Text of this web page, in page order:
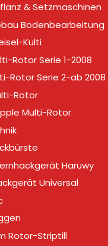
& Setzmaschinen
Bodenbearbeitung
Kulti
Rotor Serie 1-2008
Rotor Serie 2-ab 2008
Rotor
Multi-Rotor
Haruwy
Universal
Rotor-Striptill